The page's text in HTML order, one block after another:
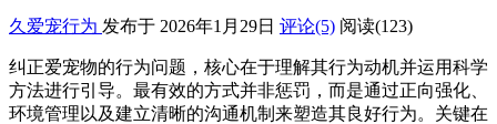
久爱宠行为 发布于 2026年1月29日 评论(5) 阅读(123)
纠正爱宠物的行为问题，核心在于理解其行为动机并运用科学
方法进行引导。最有效的方式并非惩罚，而是通过正向强化、
环境管理以及建立清晰的沟通机制来塑造其良好行为。关键在